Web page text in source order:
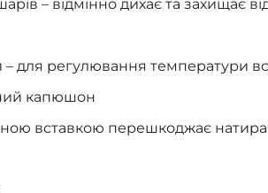
– відмінно дихає та захищає
– для регулювання температури
капюшон
вставкою перешкоджає